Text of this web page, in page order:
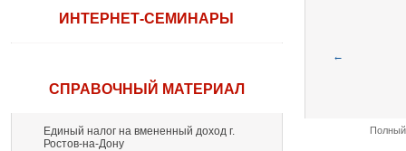
ИНТЕРНЕТ-СЕМИНАРЫ
СПРАВОЧНЫЙ МАТЕРИАЛ
Единый налог на вмененный доход г.
Ростов-на-Дону
←